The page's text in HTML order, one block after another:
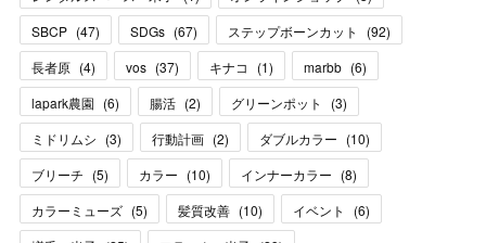
SBCP (47) SDGs (67) ステップボーンカット (92)
長者原 (4) vos (37) キナコ (1) marbb (6)
lapark農園 (6) 腸活 (2) グリーンポット (3)
ミドリムシ (3) 行動計画 (2) ダブルカラー (10)
ブリーチ (5) カラー (10) インナーカラー (8)
カラーミューズ (5) 髪質改善 (10) イベント (6)